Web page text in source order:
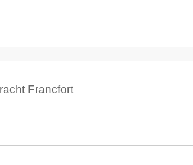
Francfort